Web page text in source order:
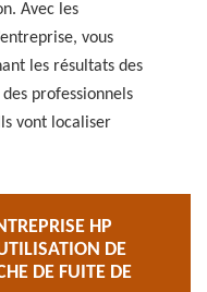
Avec les
vous
les résultats des
professionnels
vont localiser
HP
DE
DE FUITE DE